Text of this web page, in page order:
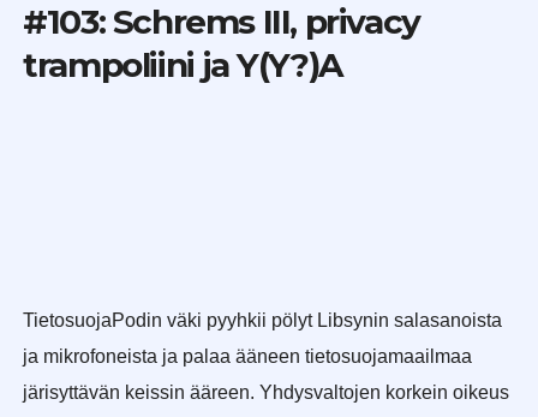
#103: Schrems III, privacy
trampoliini ja Y(Y?)A
TietosuojaPodin väki pyyhkii pölyt Libsynin salasanoista
ja mikrofoneista ja palaa ääneen tietosuojamaailmaa
järisyttävän keissin ääreen. Yhdysvaltojen korkein oikeus